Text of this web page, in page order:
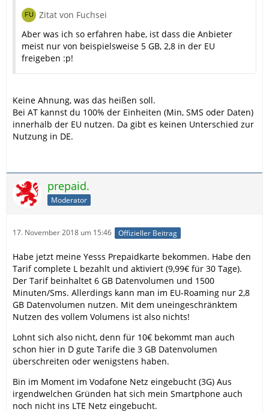
Zitat von Fuchsei
Aber was ich so erfahren habe, ist dass die Anbieter
meist nur von beispielsweise 5 GB, 2,8 in der EU
freigeben :p!
Keine Ahnung, was das heißen soll.
Bei AT kannst du 100% der Einheiten (Min, SMS oder Daten)
innerhalb der EU nutzen. Da gibt es keinen Unterschied zur
Nutzung in DE.
prepaid.
Moderator
17. November 2018 um 15:46 Offizieller Beitrag
Habe jetzt meine Yesss Prepaidkarte bekommen. Habe den
Tarif complete L bezahlt und aktiviert (9,99€ für 30 Tage).
Der Tarif beinhaltet 6 GB Datenvolumen und 1500
Minuten/Sms. Allerdings kann man im EU-Roaming nur 2,8
GB Datenvolumen nutzen. Mit dem uneingeschränktem
Nutzen des vollem Volumens ist also nichts!
Lohnt sich also nicht, denn für 10€ bekommt man auch
schon hier in D gute Tarife die 3 GB Datenvolumen
überschreiten oder wenigstens haben.
Bin im Moment im Vodafone Netz eingebucht (3G) Aus
irgendwelchen Gründen hat sich mein Smartphone auch
noch nicht ins LTE Netz eingebucht.